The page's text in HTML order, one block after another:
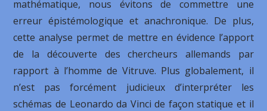
mathématique, nous évitons de commettre une
erreur épistémologique et anachronique. De plus,
cette analyse permet de mettre en évidence l’apport
de la découverte des chercheurs allemands par
rapport à l’homme de Vitruve. Plus globalement, il
n’est pas forcément judicieux d’interpréter les
schémas de Leonardo da Vinci de façon statique et il